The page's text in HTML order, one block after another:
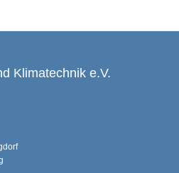
Klimatechnik e.V.